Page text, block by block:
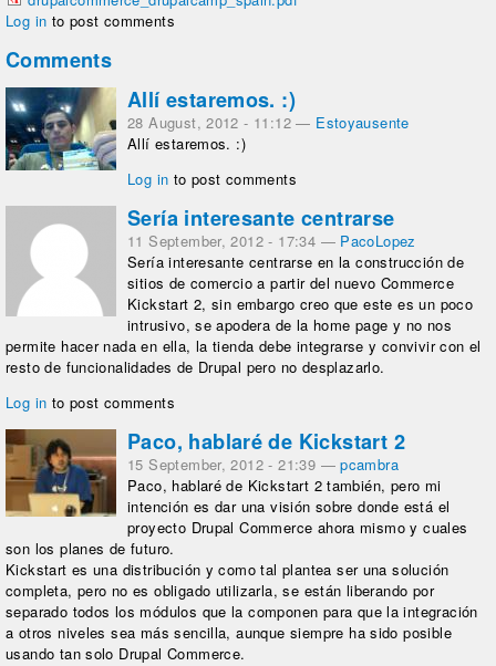
Log in to post comments
Comments
Allí estaremos. :)
28 August, 2012 - 11:12— Estoyausente
Allí estaremos. :)
Log in to post comments
Sería interesante centrarse
11 September, 2012 - 17:34 — PacoLopez
Sería interesante centrarse en la construcción de
sitios de comercio a partir del nuevo Commerce
Kickstart 2, sin embargo creo que este es un poco
intrusivo, se apodera de la home page y no nos
permite hacer nada en ella, la tienda debe integrarse y convivir con el
resto de funcionalidades de Drupal pero no desplazarlo.
Log in to post comments
Paco, hablaré de Kickstart 2
15 September, 2012 - 21:39 —pcambra
Paco, hablaré de Kickstart 2 también, pero mi
intención es dar una visión sobre donde está el
proyecto Drupal Commerce ahora mismo y cuales
son los planes de futuro.
Kickstart es una distribución y como tal plantea ser una solución
completa, pero no es obligado utilizarla, se están liberando por
separado todos los módulos que la componen para que la integración
a otros niveles sea más sencilla, aunque siempre ha sido posible
usando tan solo Drupal Commerce.